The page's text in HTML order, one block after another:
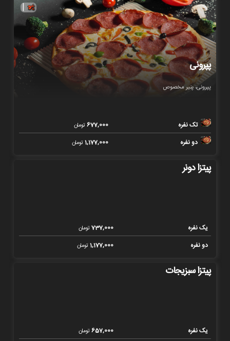
|
پپرونی
پپرونی، پنیر مخصوص
تک نفره 677,000تومان
دو نفره 1,177,000تومان
پیتزا دونر
یک نفره 737,000تومان
دو نفره 1,177,000تومان
پیتزا سبزیجات
یک نفره 657,000تومان